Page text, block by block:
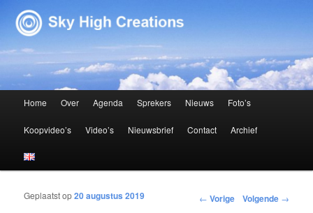
Sky High Creations
Spring naar de primaire inhoud
Spring naar de secundaire inhoud
Home Over Agenda Sprekers Nieuws Foto’s
Koopvideo’s Video’s Nieuwsbrief Contact Archief
Bericht navigatie ← Vorige Volgende →
Geplaatst op20 augustus 2019